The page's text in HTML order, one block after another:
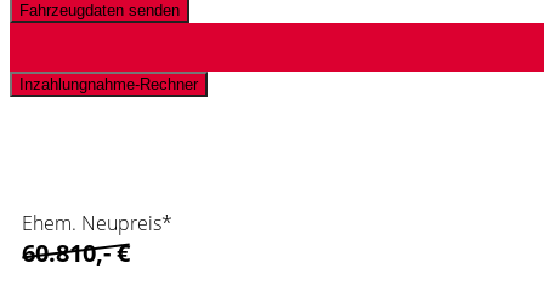
Fahrzeugdaten senden
Inzahlungnahme-Rechner
Ehem. Neupreis*
60.810,- €